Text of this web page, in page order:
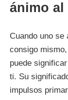
ánimo
Cuando uno se
consigo
puede
ti. Su
impulsos